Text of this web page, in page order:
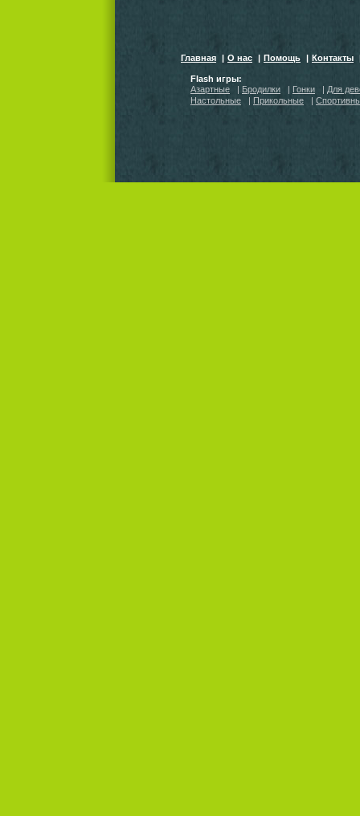
Главная | О нас | Помощь | Контакты
Flash игры:
Азартные
| Бродилки | Гонки | Для
Настольные
| Прикольные |